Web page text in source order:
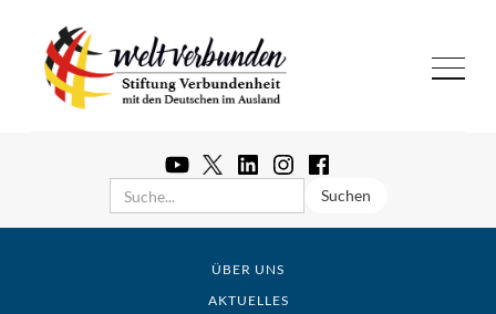
ÜBER UNS
AKTUELLES